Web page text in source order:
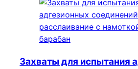
Захваты для испытания